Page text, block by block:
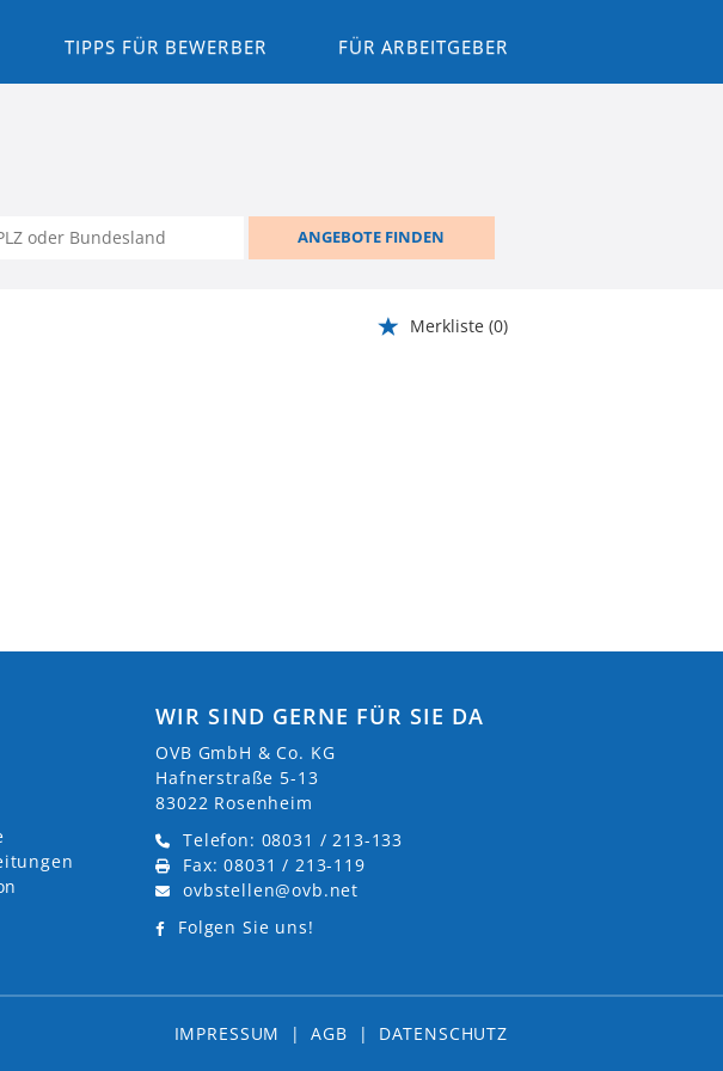
TIPPS FÜR BEWERBER FÜR ARBEITGEBER
ANGEBOTE FINDEN
Merkliste (0)
WIR SIND GERNE FÜR SIE DA
OVB GmbH & Co. KG
Hafnerstraße 5-13
83022 Rosenheim
Telefon: 08031 / 213-133
Fax: 08031 / 213-119
ovbstellen@ovb.net
Folgen Sie uns!
IMPRESSUM | AGB | DATENSCHUTZ